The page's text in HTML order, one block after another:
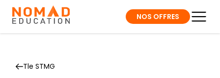
NOS OFFRES
Tle STMG